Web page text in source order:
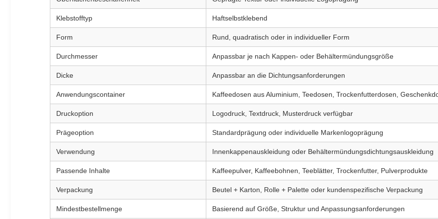
Klebstofftyp Haftselbstklebend
Form Rund, quadratisch oder in individueller Form
Durchmesser Anpassbar je nach Kappen- oder Behältermündungsgröße
Dicke Anpassbar an die Dichtungsanforderungen
Anwendungscontainer Kaffeedosen aus Aluminium, Teedosen, Trockenfutterdosen,
Druckoption Logodruck, Textdruck, Musterdruck verfügbar
Prägeoption Standardprägung oder individuelle Markenlogoprägung
Verwendung Innenkappenauskleidung oder Behältermündungsdichtungsauskleidung
Passende Inhalte Kaffeepulver, Kaffeebohnen, Teeblätter, Trockenfutter, Pulverprodukte
Verpackung Beutel + Karton, Rolle + Palette oder kundenspezifische Verpackung
Mindestbestellmenge Basierend auf Größe, Struktur und Anpassungsanforderungen